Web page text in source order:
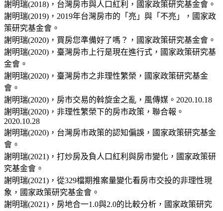
謝明瑞(2018)，台灣房市與人口紅利，國家政策研究基金會。
謝明瑞(2019)，2019年台灣房市的「亮」與「不亮」，國家政
策研究基金會。
謝明瑞(2020)，買房您準備好了嗎？，國家政策研究基金會。
謝明瑞(2020)，臺灣房市上行是現在進行式，國家政策研究基
金會。
謝明瑞(2020)，臺灣房市之非理性繁榮，國家政策研究基金
會。
謝明瑞(2020)，房市交易的斡旋金之亂，風傳媒。2020.10.18
謝明瑞(2020)，非理性繁榮下的房市政策，聯合報。
2020.10.28
謝明瑞(2020)，台灣房市政策的認知偏誤，國家政策研究基金
會。
謝明瑞(2021)，打炒房及負人口紅利與房市變化，國家政策研
究基金會。
謝明瑞(2021)，從329檔期推案量變化看房市交投的非理性現
象，國家政策研究基金會。
謝明瑞(2021)，房地合一1.0與2.0的比較分析，國家政策研究